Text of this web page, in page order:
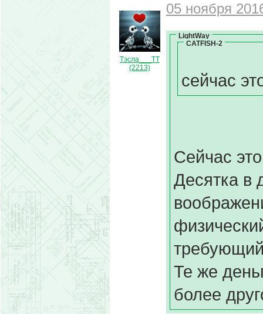
Тэсла___ТТ
(2213)
05 ноября
LightWay
CATFISH-2
сейчас
Сейчас
Десятка в
Те же
более